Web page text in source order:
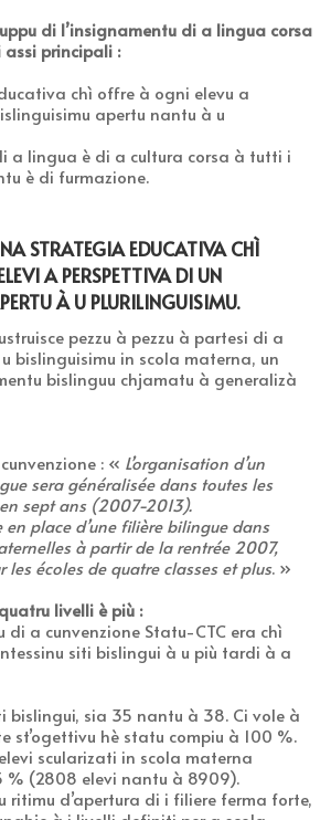
di l’insignamentu di a lingua corsa
principali :
chì offre à ogni elevu a
apertu nantu à u
a lingua è di a cultura corsa à tutti i
è di furmazione.
STRATEGIA EDUCATIVA CHÌ
A PERSPETTIVA DI UN
À U PLURILINGUISIMU.
bislinguisimu in scola materna, un
bislinguu chjamatu à generalizà
: « L’organisation d’un
sera généralisée dans toutes les
sept ans (2007-2013).
en place d’une filière bilingue dans
à partir de la rentrée 2007,
écoles de quatre classes et plus. »
livelli è più :
di a cunvenzione Statu-CTC era chì
siti bislingui à u più tardi à a
bislingui, sia 35 nantu à 38. Ci vole à
st’ogettivu hè statu compiu à 100 %.
scularizati in scola materna
% (2808 elevi nantu à 8909).
ritimu d’apertura di i filiere ferma forte,